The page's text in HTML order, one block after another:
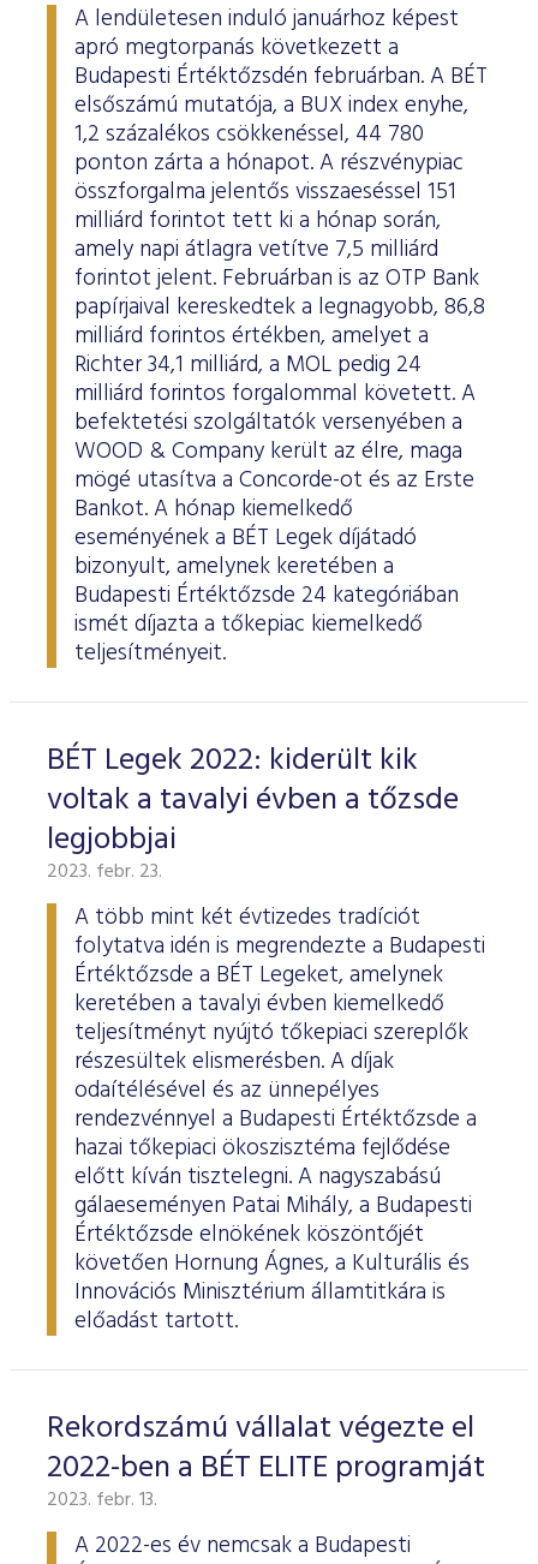
A lendületesen induló januárhoz képest
apró megtorpanás következett a
Budapesti Értéktőzsdén februárban. A BÉT
elsőszámú mutatója, a BUX index enyhe,
1,2 százalékos csökkenéssel, 44 780
ponton zárta a hónapot. A részvénypiac
összforgalma jelentős visszaeséssel 151
milliárd forintot tett ki a hónap során,
amely napi átlagra vetítve 7,5 milliárd
forintot jelent. Februárban is az OTP Bank
papírjaival kereskedtek a legnagyobb, 86,8
milliárd forintos értékben, amelyet a
Richter 34,1 milliárd, a MOL pedig 24
milliárd forintos forgalommal követett. A
befektetési szolgáltatók versenyében a
WOOD & Company került az élre, maga
mögé utasítva a Concorde-ot és az Erste
Bankot. A hónap kiemelkedő
eseményének a BÉT Legek díjátadó
bizonyult, amelynek keretében a
Budapesti Értéktőzsde 24 kategóriában
ismét díjazta a tőkepiac kiemelkedő
teljesítményeit.
BÉT Legek 2022: kiderült kik
voltak a tavalyi évben a tőzsde
legjobbjai
2023. febr. 23.
A több mint két évtizedes tradíciót
folytatva idén is megrendezte a Budapesti
Értéktőzsde a BÉT Legeket, amelynek
keretében a tavalyi évben kiemelkedő
teljesítményt nyújtó tőkepiaci szereplők
részesültek elismerésben. A díjak
odaítélésével és az ünnepélyes
rendezvénnyel a Budapesti Értéktőzsde a
hazai tőkepiaci ökoszisztéma fejlődése
előtt kíván tisztelegni. A nagyszabású
gálaeseményen Patai Mihály, a Budapesti
Értéktőzsde elnökének köszöntőjét
követően Hornung Ágnes, a Kulturális és
Innovációs Minisztérium államtitkára is
előadást tartott.
Rekordszámú vállalat végezte el
2022-ben a BÉT ELITE programját
2023. febr. 13.
A 2022-es év nemcsak a Budapesti